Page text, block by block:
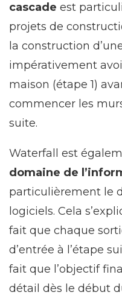
cascade est
projets de
la construction
impérativement
maison (étape 1)
commencer les
suite.
Waterfall est
domaine de
particulièrement le
logiciels. Cela
fait que chaque
d’entrée à l’étape
fait que l’objectif
détail dès le début